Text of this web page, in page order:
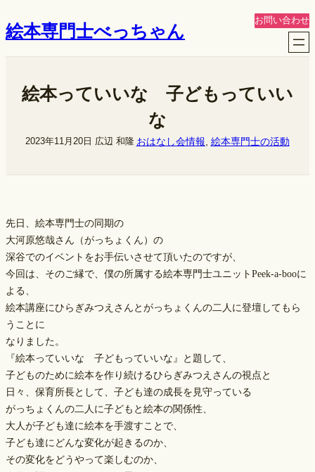
容
絵本専門士べっちゃん
お問い合わせ
絵本っていいな 子どもっていい
な
2023年11月20日 広辺 和隆 おはなし会情報, 絵本専門士の活動
先日、絵本専門士の同期の
大河原悠哉さん（がっちょくん）の
深谷でのイベントをお手伝いさせて頂いたのですが、
今回は、そのご縁で、僕の所属する絵本専門士ユニットPeek-a-booに
よる、
絵本講座にひらぎみつえさんとがっちょくんの二人に登壇してもら
うことに
なりました。
『絵本っていいな 子どもっていいな』と題して、
子どものために絵本を作り続けるひらぎみつえさんの視点と
日々、保育所長として、子ども達の成長を見守っている
がっちょくんの二人に子どもと絵本の関係性、
大人が子ども達に絵本を手渡すことで、
子ども達にどんな変化が起きるのか、
その変化をどうやって楽しむのか、